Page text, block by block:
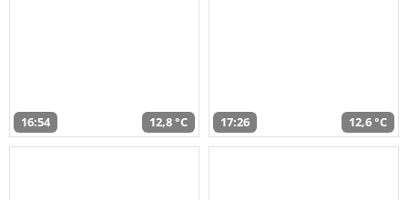
16:54 12,8 °C 17:26 12,6 °C